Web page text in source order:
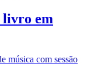
livro em
música com sessão